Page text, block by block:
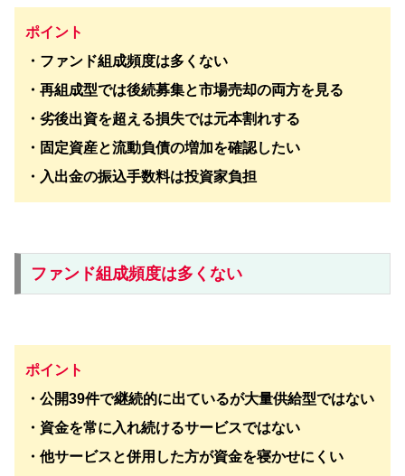
ポイント
・ファンド組成頻度は多くない
・再組成型では後続募集と市場売却の両方を見る
・劣後出資を超える損失では元本割れする
・固定資産と流動負債の増加を確認したい
・入出金の振込手数料は投資家負担
ファンド組成頻度は多くない
ポイント
・公開39件で継続的に出ているが大量供給型ではない
・資金を常に入れ続けるサービスではない
・他サービスと併用した方が資金を寝かせにくい